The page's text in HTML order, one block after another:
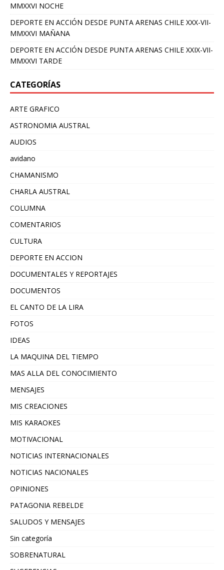
MMXXVI NOCHE
DEPORTE EN ACCIÓN DESDE PUNTA ARENAS CHILE XXX-VII-
MMXXVI MAÑANA
DEPORTE EN ACCIÓN DESDE PUNTA ARENAS CHILE XXIX-VII-
MMXXVI TARDE
CATEGORÍAS
ARTE GRAFICO
ASTRONOMIA AUSTRAL
AUDIOS
avidano
CHAMANISMO
CHARLA AUSTRAL
COLUMNA
COMENTARIOS
CULTURA
DEPORTE EN ACCION
DOCUMENTALES Y REPORTAJES
DOCUMENTOS
EL CANTO DE LA LIRA
FOTOS
IDEAS
LA MAQUINA DEL TIEMPO
MAS ALLA DEL CONOCIMIENTO
MENSAJES
MIS CREACIONES
MIS KARAOKES
MOTIVACIONAL
NOTICIAS INTERNACIONALES
NOTICIAS NACIONALES
OPINIONES
PATAGONIA REBELDE
SALUDOS Y MENSAJES
Sin categoría
SOBRENATURAL